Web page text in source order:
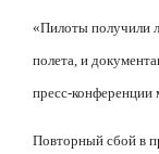
«Пилоты получили
полета, и
пресс-конференции
Повторный сбой в